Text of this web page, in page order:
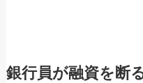
銀行員が融資を断